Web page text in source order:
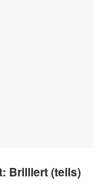
Brilliert (teils)